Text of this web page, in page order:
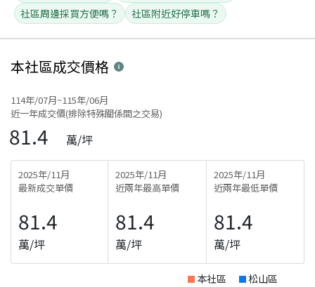
社區周邊採買方便嗎？
社區附近好停車嗎？
本社區成交價格
114年/07月~115年/06月
近一年成交價(排除特殊關係間之交易)
81.4 萬/坪
2025年/11月
最新成交單價
81.4
萬/坪
2025年/11月
近兩年最高單價
81.4
萬/坪
2025年/11月
近兩年最低單價
81.4
萬/坪
本社區 松山區